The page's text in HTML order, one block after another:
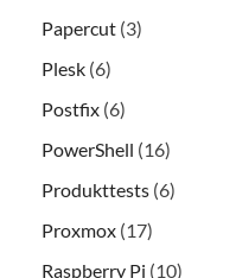
Papercut (3)
Plesk (6)
Postfix (6)
PowerShell (16)
Produkttests (6)
Proxmox (17)
Raspberry Pi (10)